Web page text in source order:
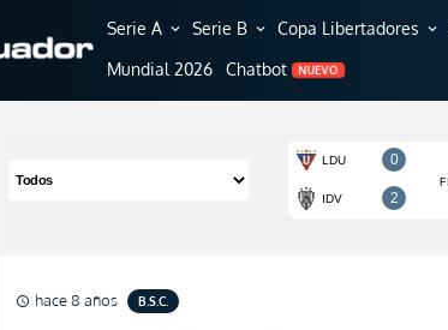
Serie A expand_more Serie B expand_more Copa Libertadores expand_more
Mundial 2026 Chatbot NUEVO
schedule hace 8 años B.S.C.